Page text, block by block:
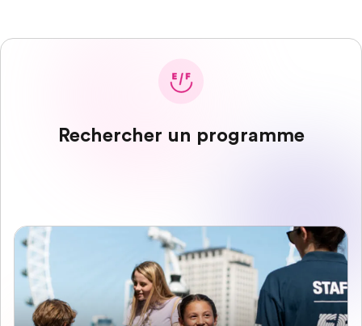
Rechercher un programme